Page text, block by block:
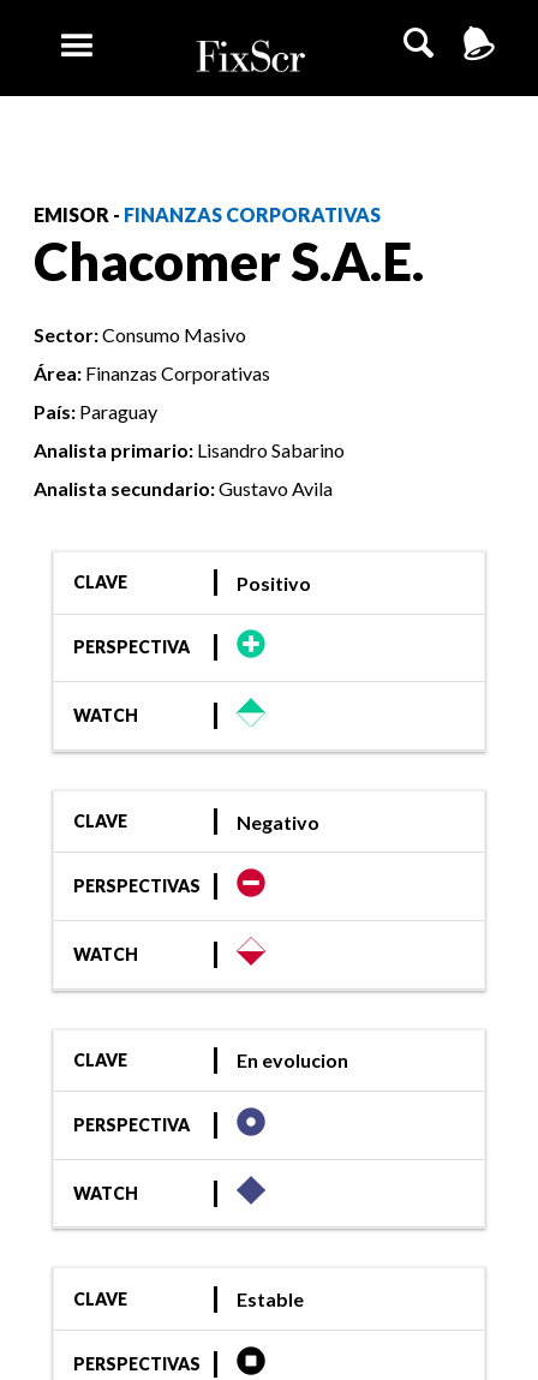
EMISOR - FINANZAS CORPORATIVAS
Chacomer S.A.E.
Sector:Consumo Masivo
Área: Finanzas Corporativas
País: Paraguay
Analista primario: Lisandro Sabarino
Analista secundario:Gustavo Avila
CLAVE Positivo
PERSPECTIVA
WATCH
CLAVE Negativo
PERSPECTIVAS
WATCH
CLAVE En evolucion
PERSPECTIVA
WATCH
CLAVE Estable
PERSPECTIVAS